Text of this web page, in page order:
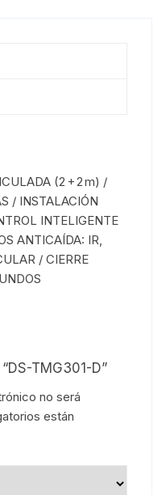
(2 + 2 m) /
/ INSTALACIÓN
INTELIGENTE
ANTICAÍDA: IR,
/ CIERRE
TMG301-D”
no será
están